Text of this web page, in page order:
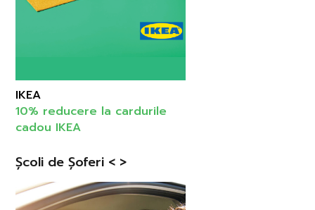
IKEA
10% reducere la cardurile
cadou IKEA
Școli de Șoferi < >